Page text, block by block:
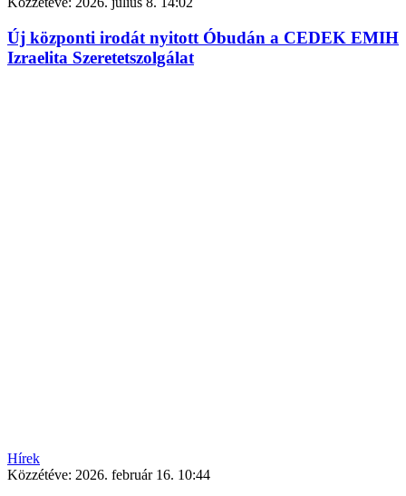
Új központi irodát nyitott Óbudán a CEDEK EMIH
Izraelita Szeretetszolgálat
Hírek
Közzétéve: 2026. február 16. 10:44